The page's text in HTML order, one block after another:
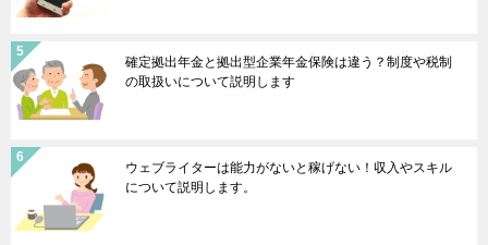
確定拠出年金と拠出型企業年金保険は違う？制度や税制
の取扱いについて説明します
ウェブライターは能力がないと稼げない！収入やスキル
について説明します。